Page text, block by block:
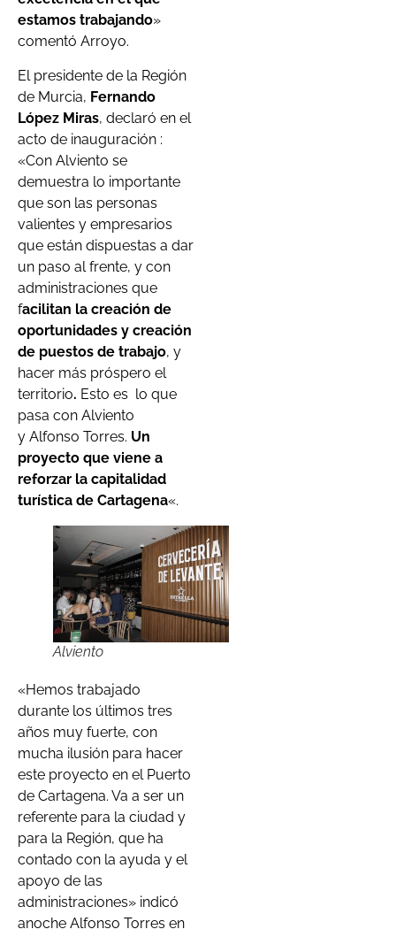
estamos trabajando»
comentó Arroyo.
El presidente de la Región
de Murcia, Fernando
López Miras, declaró en el
acto de inauguración :
«Con Alviento se
demuestra lo importante
que son las personas
valientes y empresarios
que están dispuestas a dar
un paso al frente, y con
administraciones que
facilitan la creación de
oportunidades y creación
de puestos de trabajo, y
hacer más próspero el
territorio. Esto es lo que
pasa con Alviento
y Alfonso Torres. Un
proyecto que viene a
reforzar la capitalidad
turística de Cartagena«.
Alviento
«Hemos trabajado
durante los últimos tres
años muy fuerte, con
mucha ilusión para hacer
este proyecto en el Puerto
de Cartagena. Va a ser un
referente para la ciudad y
para la Región, que ha
contado con la ayuda y el
apoyo de las
administraciones» indicó
anoche Alfonso Torres en